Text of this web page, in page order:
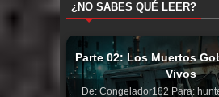
¿NO SABES QUÉ LEER?
Parte 02: Los Muertos
Vivos
De: Congelador182 Para: